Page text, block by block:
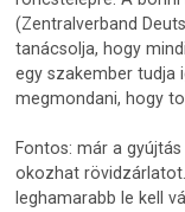
(Zentralverband
tanácsolja, hogy
egy szakember tudja
megmondani, hogy
Fontos: már a
okozhat
leghamarabb le kell